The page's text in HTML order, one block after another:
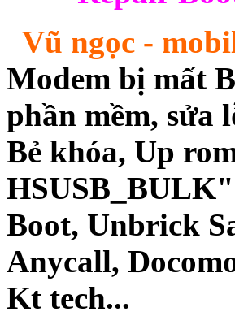
Vũ ngọc -
Modem bị mất
phần mềm, sửa
Bẻ khóa, Up
Boot, Unbrick
Anycall,
Kt tech...